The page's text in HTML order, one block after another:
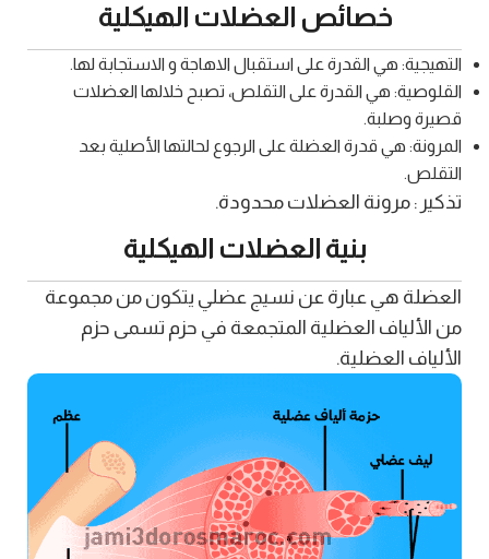
خصائص العضلات الهيكلية
التهيجية: هي القدرة على استقبال الاهاجة و الاستجابة لها.
القلوصية: هي القدرة على التقلص، تصبح خلالها العضلات
قصيرة وصلبة.
المرونة: هي قدرة العضلة على الرجوع لحالتها الأصلية بعد
التقلص.
تذكير : مرونة العضلات محدودة.
بنية العضلات الهيكلية
العضلة هي عبارة عن نسيج عضلي يتكون من مجموعة
من الألياف العضلية المتجمعة في حزم تسمى حزم
الألياف العضلية.